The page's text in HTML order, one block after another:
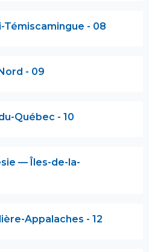
- 08
- 09
Québec - 10
— Îles-de-la-
Appalaches - 12